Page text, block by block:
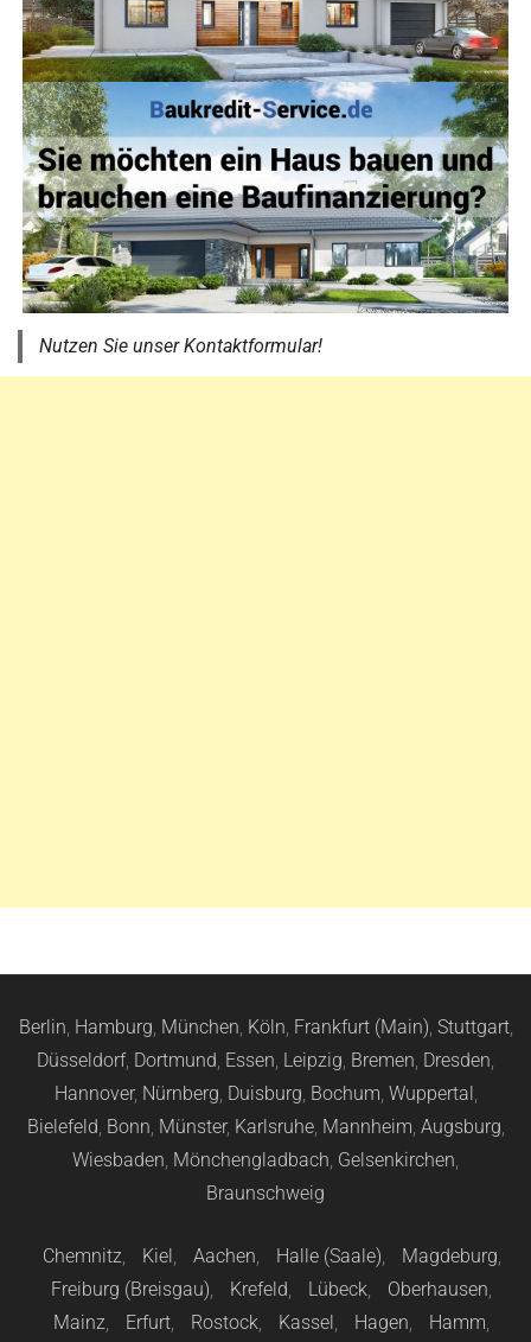
Nutzen Sie unser Kontaktformular!
Berlin, Hamburg, München, Köln, Frankfurt (Main), Stuttgart,
Düsseldorf, Dortmund, Essen, Leipzig, Bremen, Dresden,
Hannover, Nürnberg, Duisburg, Bochum, Wuppertal,
Bielefeld, Bonn, Münster, Karlsruhe, Mannheim, Augsburg,
Wiesbaden, Mönchengladbach, Gelsenkirchen,
Braunschweig
Chemnitz, Kiel, Aachen, Halle (Saale), Magdeburg,
Freiburg (Breisgau), Krefeld, Lübeck, Oberhausen,
Mainz, Erfurt, Rostock, Kassel, Hagen, Hamm,